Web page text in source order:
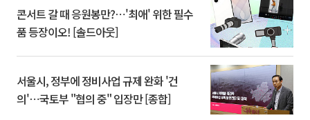
콘서트 갈 때 응원봉만?⋯'최애' 위한 필수
품 등장이오! [솔드아웃]
서울시, 정부에 정비사업 규제 완화 '건
의'⋯국토부 "협의 중" 입장만 [종합]